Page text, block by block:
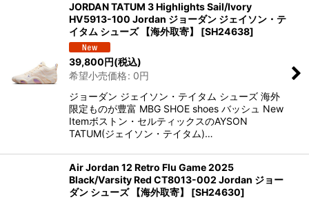
JORDAN TATUM 3 Highlights Sail/Ivory
HV5913-100 Jordan ジョーダン ジェイソン・テ
イタム シューズ 【海外取寄】
[SH24638]
39,800円(税込)
希望小売価格: 0円
ジョーダン ジェイソン・テイタム シューズ 海外
限定ものが豊富 MBG SHOE shoes バッシュ New
Itemボストン・セルティックスのAYSON
TATUM(ジェイソン・テイタム)…
Air Jordan 12 Retro Flu Game 2025
Black/Varsity Red CT8013-002 Jordan ジョー
ダン シューズ 【海外取寄】
[SH24630]